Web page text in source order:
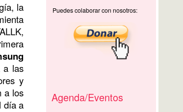
Puedes colaborar con nosotros:
Agenda/Eventos
la
a las
y
a los
día a